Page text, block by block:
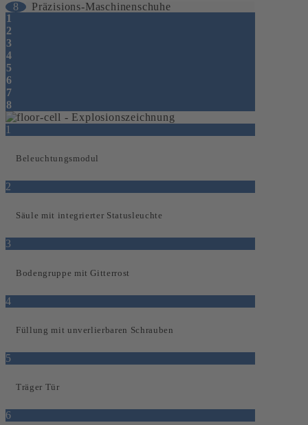
8
Präzisions-Maschinenschuhe
1
2
3
4
5
6
7
8
1
Beleuchtungsmodul
2
Säule mit integrierter Statusleuchte
3
Bodengruppe mit Gitterrost
4
Füllung mit unverlierbaren Schrauben
5
Träger Tür
6